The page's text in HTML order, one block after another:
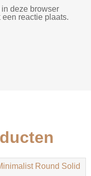
deze browser
reactie plaats.